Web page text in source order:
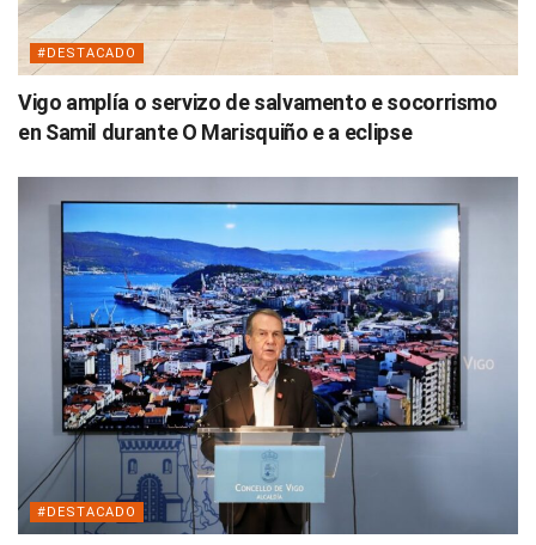
#DESTACADO
Vigo amplía o servizo de salvamento e socorrismo
en Samil durante O Marisquiño e a eclipse
#DESTACADO